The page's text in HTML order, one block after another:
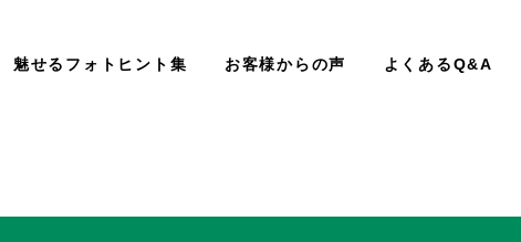
魅せるフォトヒント集 お客様からの声
よくあるQ&A